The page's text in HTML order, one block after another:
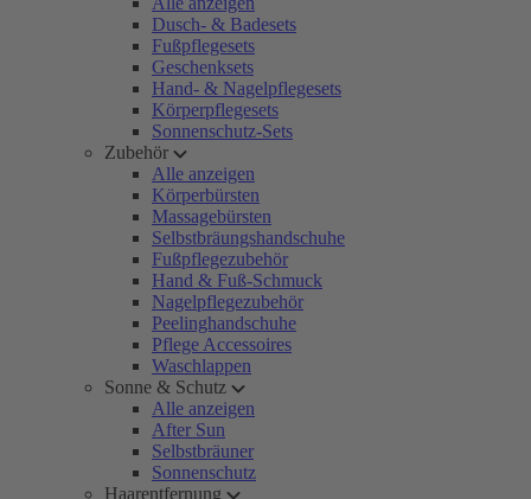
Dusch- & Badesets
Fußpflegesets
Geschenksets
Hand- & Nagelpflegesets
Körperpflegesets
Sonnenschutz-Sets
Zubehör
Alle anzeigen
Körperbürsten
Massagebürsten
Selbstbräungshandschuhe
Fußpflegezubehör
Hand & Fuß-Schmuck
Nagelpflegezubehör
Peelinghandschuhe
Pflege Accessoires
Waschlappen
Sonne & Schutz
Alle anzeigen
After Sun
Selbstbräuner
Sonnenschutz
Haarentfernung